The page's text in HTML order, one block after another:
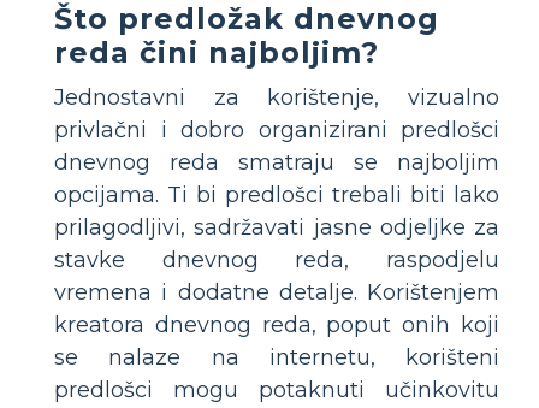
Što predložak dnevnog
reda čini najboljim?
Jednostavni za korištenje, vizualno
privlačni i dobro organizirani predlošci
dnevnog reda smatraju se najboljim
opcijama. Ti bi predlošci trebali biti lako
prilagodljivi, sadržavati jasne odjeljke za
stavke dnevnog reda, raspodjelu
vremena i dodatne detalje. Korištenjem
kreatora dnevnog reda, poput onih koji
se nalaze na internetu, korišteni
predlošci mogu potaknuti učinkovitu